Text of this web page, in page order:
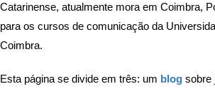
Catarinense, atualmente mora em Coimbra,
para os cursos de comunicação da
Coimbra.
Esta página se divide em três: um blog sobre